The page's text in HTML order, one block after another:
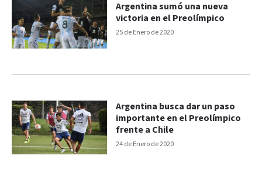
25 de Enero de 2020
Argentina sumó una nueva
victoria en el Preolímpico
24 de Enero de 2020
Argentina busca dar un paso
importante en el Preolímpico
frente a Chile